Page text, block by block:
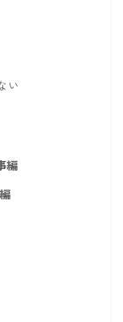
い
編